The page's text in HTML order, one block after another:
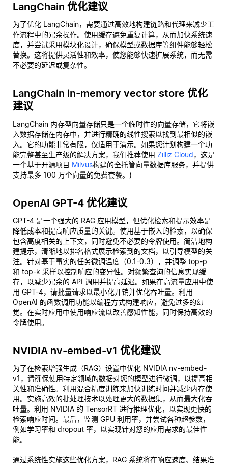
LangChain 优化建议
为了优化 LangChain，需要通过高效地构建链路和代理来减少工
作流程中的冗余操作。使用缓存避免重复计算，从而加快系统速
度，并尝试采用模块化设计，确保模型或数据库等组件能够轻松
替换。这将提供灵活性和效率，使您能够快速扩展系统，而无需
不必要的延迟或复杂性。
LangChain in-memory vector store 优化
建议
LangChain 内存型向量存储只是一个临时性的向量存储，它将嵌
入数据存储在内存中，并进行精确的线性搜索以找到最相似的嵌
入。它的功能非常有限，仅适用于演示。如果您计划构建一个功
能完整甚至生产级的解决方案，我们推荐使用 Zilliz Cloud，这是
一个基于开源项目 Milvus构建的全托管向量数据库服务，并提供
支持最多 100 万个向量的免费套餐。)
OpenAI GPT-4 优化建议
GPT-4 是一个强大的 RAG 应用模型，但优化检索和提示效率是
降低成本和提高响应质量的关键。使用基于嵌入的检索，以确保
包含高度相关的上下文，同时避免不必要的令牌使用。简洁地构
建提示，清晰地以排名格式展示检索到的文档，以引导模型的关
注。针对基于事实的任务微调温度（0.1-0.3），并调整 top-p
和 top-k 采样以控制响应的变异性。对频繁查询的信息实现缓
存，以减少冗余的 API 调用并提高延迟。如果在高流量应用中使
用 GPT-4，请批量请求以最小化开销并优化吞吐量。利用
OpenAI 的函数调用功能以编程方式构建响应，避免过多的幻
觉。在实时应用中使用响应流以改善感知性能，同时保持高效的
令牌使用。
NVIDIA nv-embed-v1 优化建议
为了在检索增强生成（RAG）设置中优化 NVIDIA nv-embed-
v1，请确保使用特定领域的数据对您的模型进行微调，以提高相
关性和准确性。利用混合精度训练来加快训练时间并减少内存使
用。实施高效的批处理技术以处理更大的数据集，从而最大化吞
吐量。利用 NVIDIA 的 TensorRT 进行推理优化，以实现更快的
检索响应时间。最后，监测 GPU 利用率，并尝试各种超参数，
例如学习率和 dropout 率，以实现针对您的应用需求的最佳性
能。
通过系统性实施这些优化方案，RAG 系统将在响应速度、结果准